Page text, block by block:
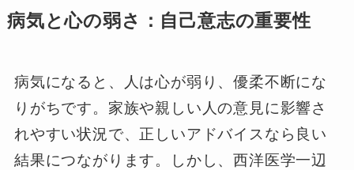
病気と心の弱さ：自己意志の重要性
病気になると、人は心が弱り、優柔不断にな
りがちです。家族や親しい人の意見に影響さ
れやすい状況で、正しいアドバイスなら良い
結果につながります。しかし、西洋医学一辺